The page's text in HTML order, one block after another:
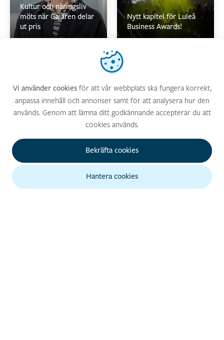
Vi använder cookies
Vi använder cookiesför att vår webbplats ska fungera korrekt,
anpassa innehåll och annonser samt för att analysera hur den
används. Genom att lämna ditt godkännande accepterar du att
cookies används.
Bekräfta cookies
Hantera cookies
Kultur och näringsliv
möts när Galären delar
ut pris
Nytt kapitel för Luleå
Business Awards!
Här är vinnarna från
Tävlingen ger unga
talanger möjlighet att
visa upp sina
färdigheter för det